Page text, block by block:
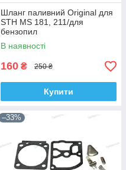
Шланг паливний Original для
STH MS 181, 211/для
бензопил
В наявності
160 ₴ 250 ₴
Купити
–33%